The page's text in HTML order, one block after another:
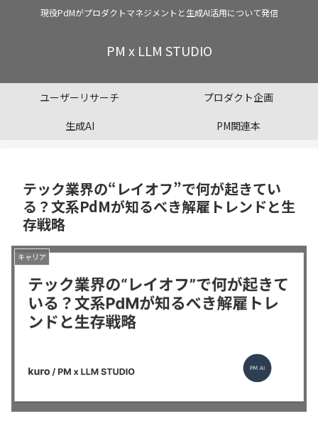
現役PdMがプロダクトマネジメントと生成AI活用について発信
PM x LLM STUDIO
ユーザーリサーチ
プロダクト企画
生成AI
PM関連本
テック業界の“レイオフ”で何が起きてい
る？文系PdMが知るべき解雇トレンドと生
存戦略
キャリア